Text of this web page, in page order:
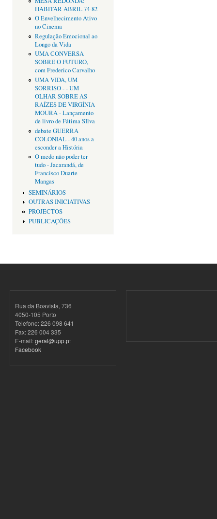
HABITAR ABRIL 74-82
O Envelhecimento Ativo
no Cinema
Regulação Emocional ao
Longo da Vida
UMA CONVERSA
SOBRE O FUTURO,
com Frederico Carvalho
UMA VIDA, UM
SORRISO - - UM
OLHAR SOBRE AS
RAÍZES DE VIRGÍNIA
MOURA - Lançamento
de livro de Fátima SIlva
debate GUERRA
COLONIAL - 40 anos a
esconder a História
O medo não poder ter
tudo - Jacarandá, de
Francisco Duarte
Mangas
SEMINÁRIOS
OUTRAS INICIATIVAS
PROJECTOS
PUBLICAÇÕES
Rua da Boavista, 736
4050-105 Porto
Telefone: 226 098 641
Fax: 226 004 335
E-mail:geral@upp.pt
Facebook